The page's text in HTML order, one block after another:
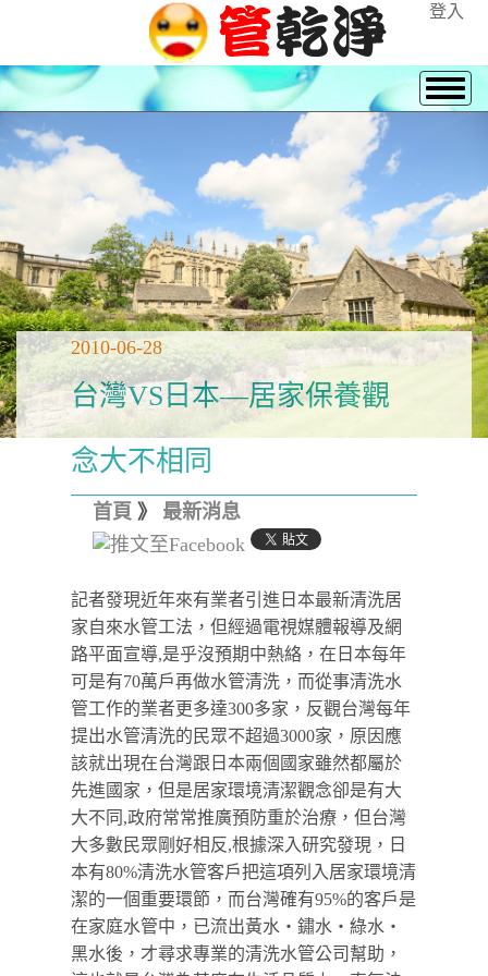
登入
2010-06-28
台灣VS日本—居家保養觀
念大不相同
首頁 》 最新消息
記者發現近年來有業者引進日本最新清洗居
家自來水管工法，但經過電視媒體報導及網
路平面宣導,是乎沒預期中熱絡，在日本每年
可是有70萬戶再做水管清洗，而從事清洗水
管工作的業者更多達300多家，反觀台灣每年
提出水管清洗的民眾不超過3000家，原因應
該就出現在台灣跟日本兩個國家雖然都屬於
先進國家，但是居家環境清潔觀念卻是有大
大不同,政府常常推廣預防重於治療，但台灣
大多數民眾剛好相反,根據深入研究發現，日
本有80%清洗水管客戶把這項列入居家環境清
潔的一個重要環節，而台灣確有95%的客戶是
在家庭水管中，已流出黃水‧鏽水‧綠水‧
黑水後，才尋求專業的清洗水管公司幫助，